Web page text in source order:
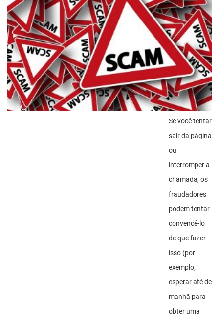
Se você tentar
sair da página
ou
interromper a
chamada, os
fraudadores
podem tentar
convencê-lo
de que fazer
isso (por
exemplo,
esperar até de
manhã para
obter uma